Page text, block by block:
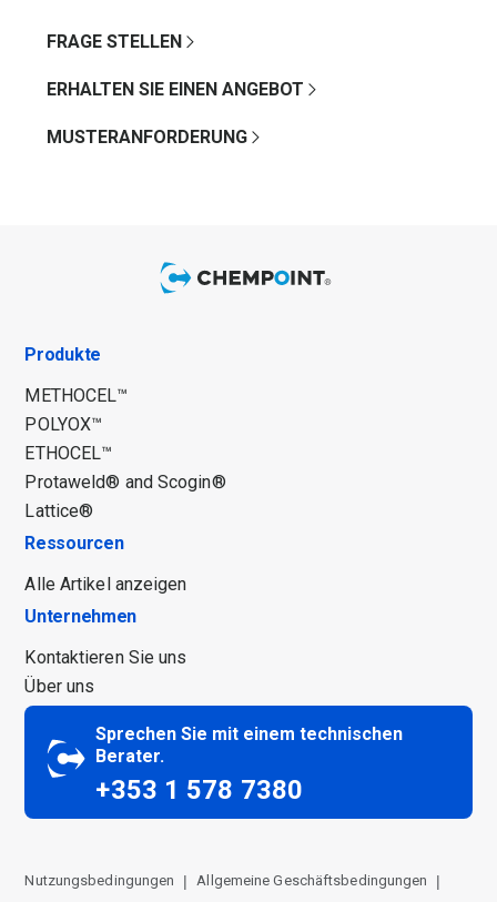
FRAGE STELLEN
ERHALTEN SIE EINEN ANGEBOT
MUSTERANFORDERUNG
Produkte
METHOCEL™
POLYOX™
ETHOCEL™
Protaweld® and Scogin®
Lattice®
Ressourcen
Alle Artikel anzeigen
Unternehmen
Kontaktieren Sie uns
Über uns
Sprechen Sie mit einem technischen
Berater.
+353 1 578 7380
Nutzungsbedingungen Allgemeine Geschäftsbedingungen